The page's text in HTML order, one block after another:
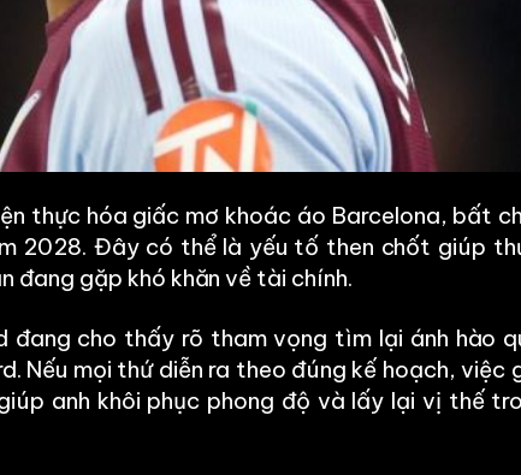
thực hóa giấc mơ khoác áo Barcelona, bất
2028. Đây có thể là yếu tố then chốt giúp
đang gặp khó khăn về tài chính.
đang cho thấy rõ tham vọng tìm lại ánh hào
Nếu mọi thứ diễn ra theo đúng kế hoạch, việc
anh khôi phục phong độ và lấy lại vị thế